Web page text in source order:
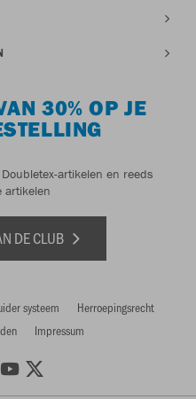
30% OP JE
artikelen en reeds
artikelen
DE CLUB
systeem
Herroepingsrecht
Impressum